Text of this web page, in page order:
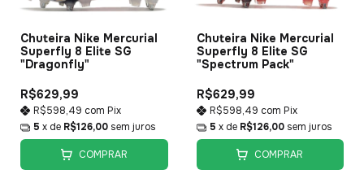
Chuteira Nike Mercurial
Superfly 8 Elite SG
"Dragonfly"
R$629,99
R$598,49 com Pix
5 x de R$126,00 sem juros
COMPRAR
Chuteira Nike Mercurial
Superfly 8 Elite SG
"Spectrum Pack"
R$629,99
R$598,49 com Pix
5 x de R$126,00 sem juros
COMPRAR